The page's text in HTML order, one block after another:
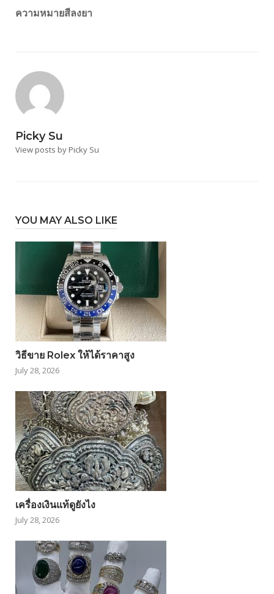
ความหมายสีลงยา
Picky Su
View posts by Picky Su
YOU MAY ALSO LIKE
วิธีขาย Rolex ให้ได้ราคาสูง
July 28, 2026
เครื่องเงินแท้ดูยังไง
July 28, 2026